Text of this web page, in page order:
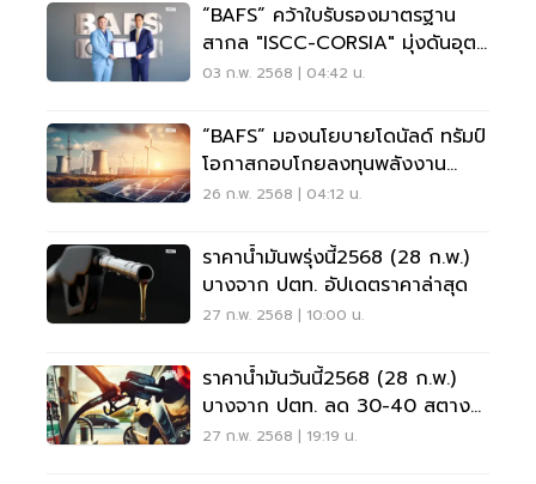
“BAFS” คว้าใบรับรองมาตรฐาน
สากล "ISCC-CORSIA" มุ่งดันอุตฯ
การบินยั่งยืน
03 ก.พ. 2568 | 04:42 น.
“BAFS” มองนโยบายโดนัลด์ ทรัมป์
โอกาสกอบโกยลงทุนพลังงาน
สะอาดไทย
26 ก.พ. 2568 | 04:12 น.
ราคาน้ำมันพรุ่งนี้2568 (28 ก.พ.)
บางจาก ปตท. อัปเดตราคาล่าสุด
27 ก.พ. 2568 | 10:00 น.
ราคาน้ำมันวันนี้2568 (28 ก.พ.)
บางจาก ปตท. ลด 30-40 สตางค์
อัปเดตราคาล่าสุด
27 ก.พ. 2568 | 19:19 น.